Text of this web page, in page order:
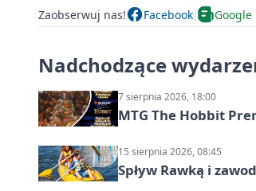
Zaobserwuj nas! Facebook Google
Nadchodzące
7 sierpnia 2026, 18:00
MTG The Hobbit
15 sierpnia 2026, 08:45
Spływ Rawką i